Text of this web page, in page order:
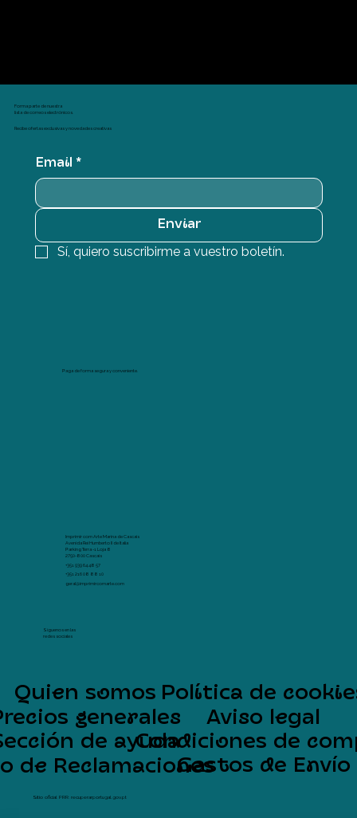
Síguenos en las
redes sociales
Forma parte de nuestra
lista de correos electrónicos.
Recibe ofertas exclusivas y novedades creativas
Email *
Enviar
Sí, quiero suscribirme a vuestro boletín.
Paga de forma segura y conveniente.
Imprimir com Arte Marina de Cascais
Avenida Rei Humberto II de Italia
Parking Terra -1 Loja 8
2750-800 Cascais
+351 939 64 48 57
+351 216 08 88 10
geral@imprimircomarte.com
Quien somos
generales
de ayuda
de Reclamaciones
Política de
Aviso legal
Condiciones de
Gastos de Envío
Sítio oficial PRR: recuperarportugal.gov.pt